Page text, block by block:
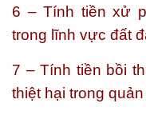
6 – Tính tiền xử
trong lĩnh vực đất
7 – Tính tiền bồi
thiệt hại trong